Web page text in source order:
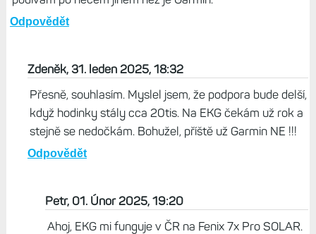
Odpovědět
Zdeněk, 31. leden 2025, 18:32
Přesně, souhlasím. Myslel jsem, že podpora bude delší,
když hodinky stály cca 20tis. Na EKG čekám už rok a
stejně se nedočkám. Bohužel, příště už Garmin NE !!!
Odpovědět
Petr, 01. Únor 2025, 19:20
Ahoj, EKG mi funguje v ČR na Fenix 7x Pro SOLAR.